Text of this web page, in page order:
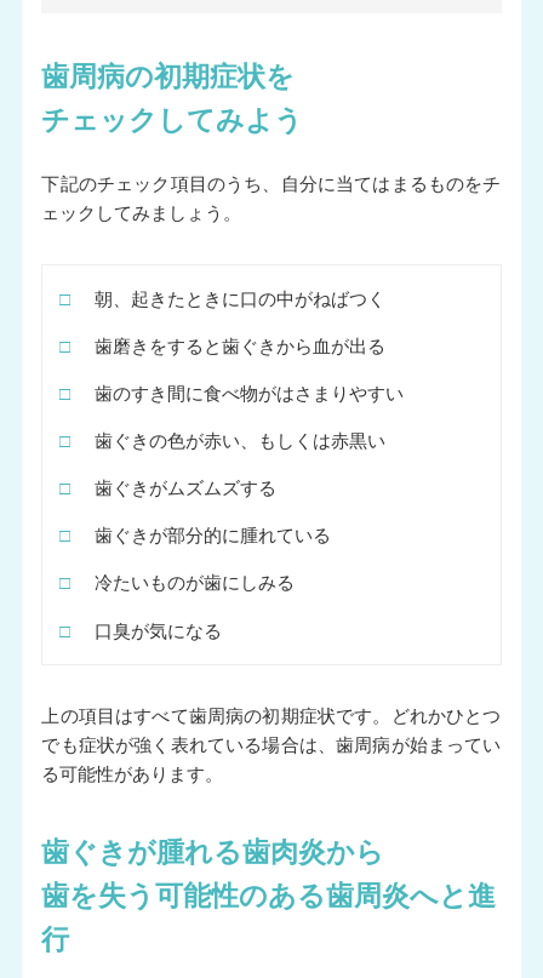
歯周病の初期症状を
チェックしてみよう
下記のチェック項目のうち、自分に当てはまるものをチ
ェックしてみましょう。
□ 朝、起きたときに口の中がねばつく
□ 歯磨きをすると歯ぐきから血が出る
□ 歯のすき間に食べ物がはさまりやすい
□ 歯ぐきの色が赤い、もしくは赤黒い
□ 歯ぐきがムズムズする
□ 歯ぐきが部分的に腫れている
□ 冷たいものが歯にしみる
□ 口臭が気になる
上の項目はすべて歯周病の初期症状です。どれかひとつ
でも症状が強く表れている場合は、歯周病が始まってい
る可能性があります。
歯ぐきが腫れる歯肉炎から
歯を失う可能性のある歯周炎へと進
行